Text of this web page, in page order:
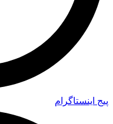
پیج اینستاگرام